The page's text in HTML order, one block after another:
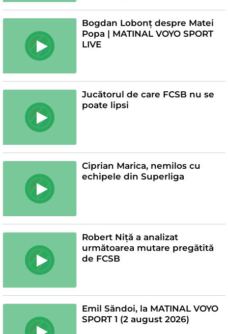
Bogdan Lobonț despre Matei
Popa | MATINAL VOYO SPORT
LIVE
Jucătorul de care FCSB nu se
poate lipsi
Ciprian Marica, nemilos cu
echipele din Superliga
Robert Niță a analizat
următoarea mutare pregătită
de FCSB
Emil Săndoi, la MATINAL VOYO
SPORT 1 (2 august 2026)